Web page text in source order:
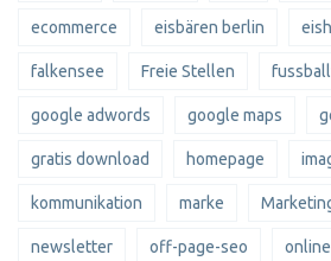
ecommerce eisbären berlin
falkensee Freie Stellen
google adwords google maps
gratis download homepage
kommunikation marke
newsletter off-page-seo